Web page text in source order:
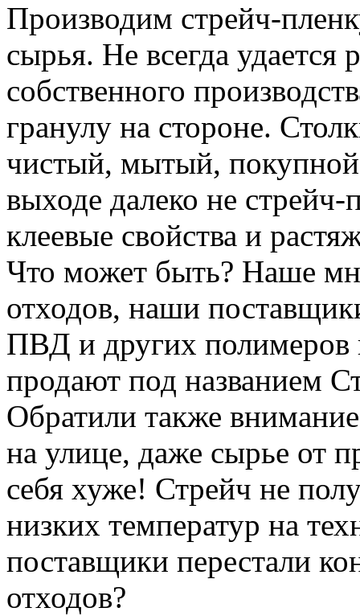
Производим стрейч-
сырья. Не всегда удается
собственного
гранулу на стороне.
чистый, мытый, покупной
выходе далеко не
клеевые свойства и
Что может быть? Наше
отходов, наши
ПВД и других полимеров
продают под названием
Обратили также
на улице, даже сырье от
себя хуже! Стрейч не
низких температур на
поставщики перестали
отходов?